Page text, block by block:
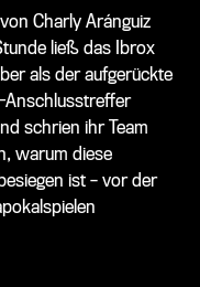
Charly Aránguiz
ließ das Ibrox
als der aufgerückte
Anschlusstreffer
schrien ihr Team
warum diese
ist – vor der